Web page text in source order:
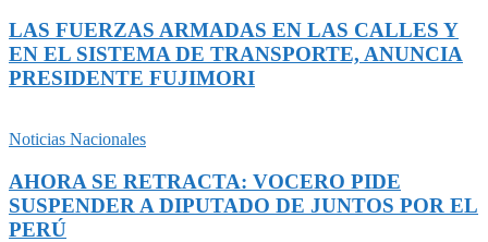
LAS FUERZAS ARMADAS EN LAS CALLES Y
EN EL SISTEMA DE TRANSPORTE, ANUNCIA
PRESIDENTE FUJIMORI
Noticias Nacionales
AHORA SE RETRACTA: VOCERO PIDE
SUSPENDER A DIPUTADO DE JUNTOS POR EL
PERÚ